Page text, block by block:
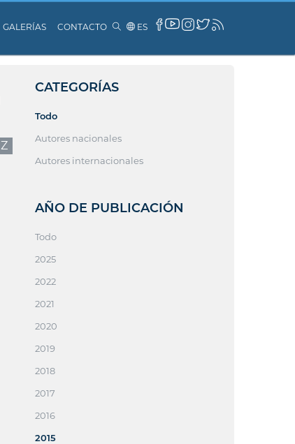
GALERÍAS CONTACTO ES
Z
CATEGORÍAS
Todo
Autores nacionales
Autores internacionales
AÑO DE PUBLICACIÓN
Todo
2025
2022
2021
2020
2019
2018
2017
2016
2015